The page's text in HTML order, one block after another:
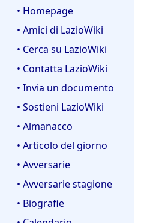
• Homepage
• Amici di LazioWiki
• Cerca su LazioWiki
• Contatta LazioWiki
• Invia un documento
• Sostieni LazioWiki
• Almanacco
• Articolo del giorno
• Avversarie
• Avversarie stagione
• Biografie